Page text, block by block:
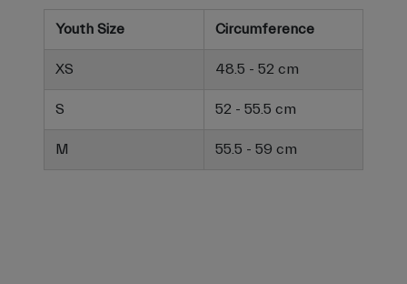
Youth Size Circumference
XS 48.5 - 52 cm
S 52 - 55.5 cm
M 55.5 - 59 cm